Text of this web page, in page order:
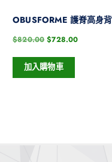
OBUSFORME 護脊高身
$820.00 $728.00
加入購物車